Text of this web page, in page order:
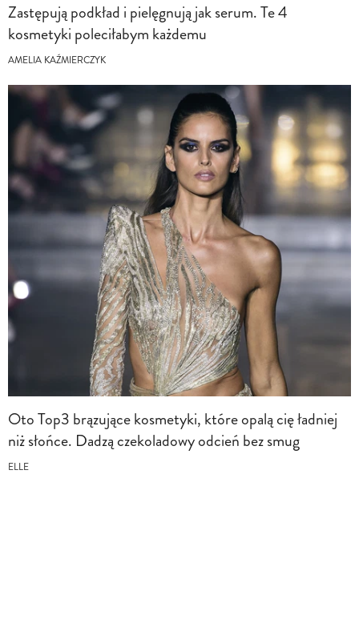
Zastępują podkład i pielęgnują jak serum. Te 4
kosmetyki poleciłabym każdemu
AMELIA KAŹMIERCZYK
Oto Top3 brązujące kosmetyki, które opalą cię ładniej
niż słońce. Dadzą czekoladowy odcień bez smug
ELLE